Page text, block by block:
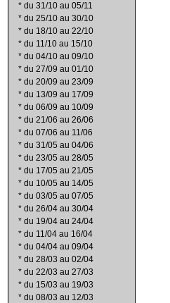
* du 31/10 au 05/11
* du 25/10 au 30/10
* du 18/10 au 22/10
* du 11/10 au 15/10
* du 04/10 au 09/10
* du 27/09 au 01/10
* du 20/09 au 23/09
* du 13/09 au 17/09
* du 06/09 au 10/09
* du 21/06 au 26/06
* du 07/06 au 11/06
* du 31/05 au 04/06
* du 23/05 au 28/05
* du 17/05 au 21/05
* du 10/05 au 14/05
* du 03/05 au 07/05
* du 26/04 au 30/04
* du 19/04 au 24/04
* du 11/04 au 16/04
* du 04/04 au 09/04
* du 28/03 au 02/04
* du 22/03 au 27/03
* du 15/03 au 19/03
* du 08/03 au 12/03